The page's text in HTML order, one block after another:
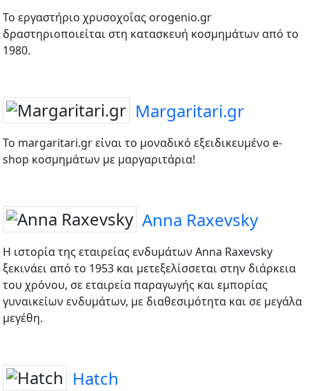
Το εργαστήριο χρυσοχοΐας orogenio.gr
δραστηριοποιείται στη κατασκευή κοσμημάτων από το
1980.
Margaritari.gr
Το margaritari.gr είναι το μοναδικό εξειδικευμένο e-
shop κοσμημάτων με μαργαριτάρια!
Anna Raxevsky
Η ιστορία της εταιρείας ενδυμάτων Anna Raxevsky
ξεκινάει από το 1953 και μετεξελίσσεται στην διάρκεια
του χρόνου, σε εταιρεία παραγωγής και εμπορίας
γυναικείων ενδυμάτων, με διαθεσιμότητα και σε μεγάλα
μεγέθη.
Hatch